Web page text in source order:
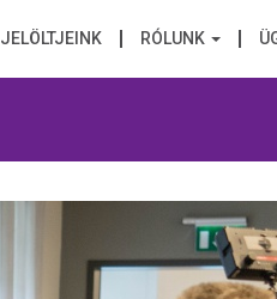
JELÖLTJEINK RÓLUNK